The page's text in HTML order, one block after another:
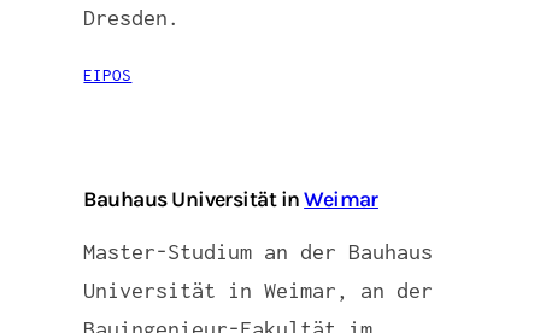
Dresden.
EIPOS
Bauhaus Universität inWeimar
Master-Studium an der Bauhaus
Universität in Weimar, an der